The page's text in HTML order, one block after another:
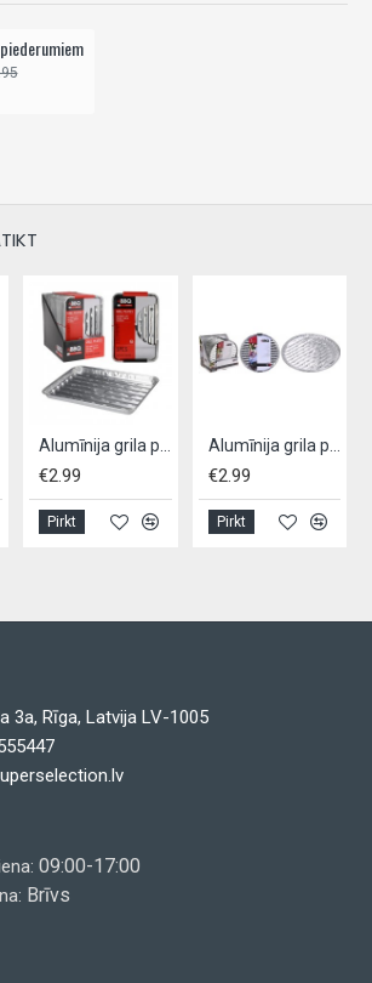
€2.99
Pirkt
€2.99
Pirkt
3a, Rīga, Latvija LV-1005
09:00-17:00
Brīvs